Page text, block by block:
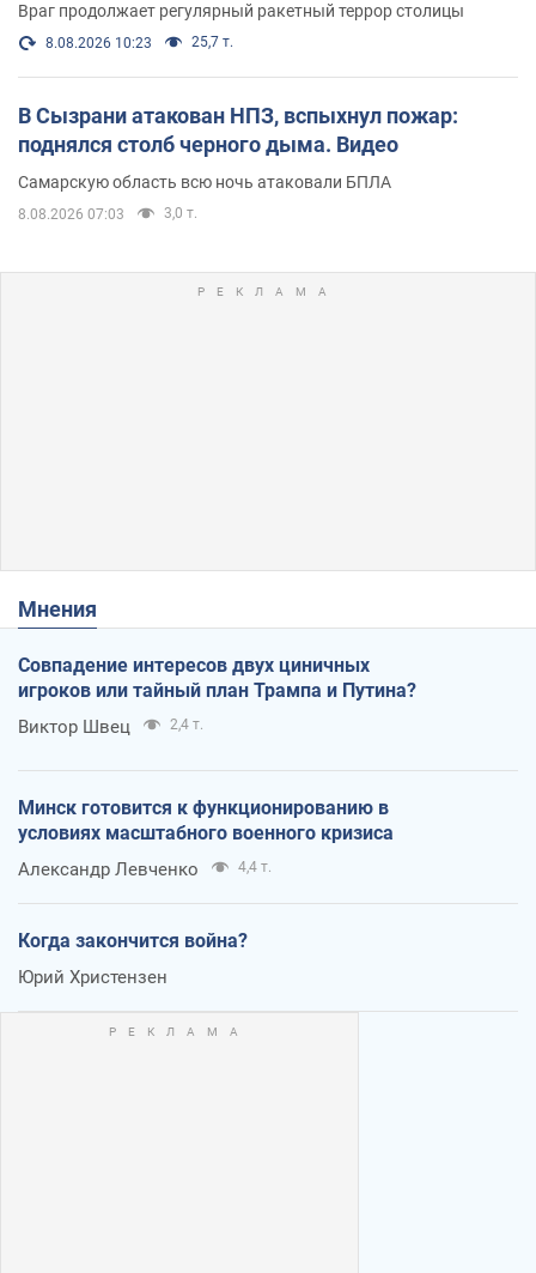
Враг продолжает регулярный ракетный террор столицы
8.08.2026 10:23 25,7 т.
В Сызрани атакован НПЗ, вспыхнул пожар:
поднялся столб черного дыма. Видео
Самарскую область всю ночь атаковали БПЛА
8.08.2026 07:03 3,0 т.
Мнения
Совпадение интересов двух циничных
игроков или тайный план Трампа и Путина?
Виктор Швец 2,4 т.
Минск готовится к функционированию в
условиях масштабного военного кризиса
Александр Левченко 4,4 т.
Когда закончится война?
Юрий Христензен